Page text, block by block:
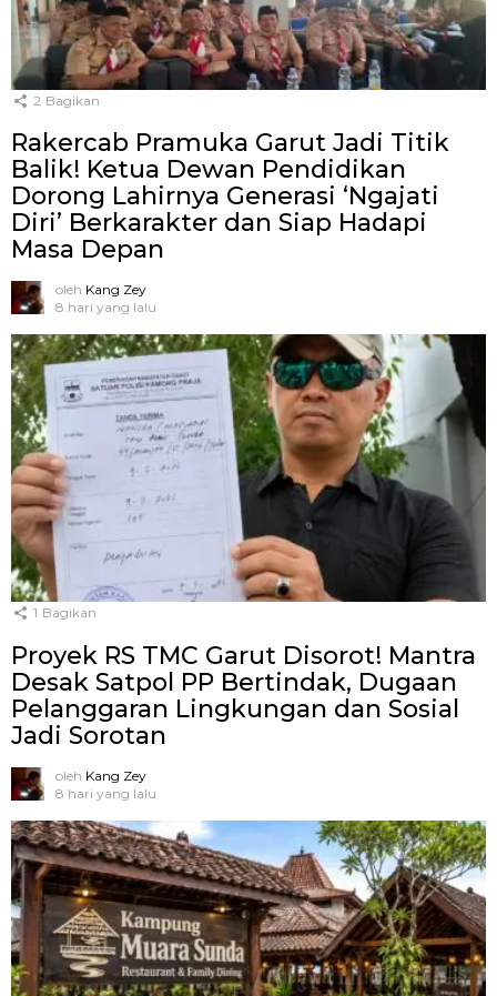
2 Bagikan
Rakercab Pramuka Garut Jadi Titik
Balik! Ketua Dewan Pendidikan
Dorong Lahirnya Generasi ‘Ngajati
Diri’ Berkarakter dan Siap Hadapi
Masa Depan
oleh Kang Zey
8 hari yang lalu
1 Bagikan
Proyek RS TMC Garut Disorot! Mantra
Desak Satpol PP Bertindak, Dugaan
Pelanggaran Lingkungan dan Sosial
Jadi Sorotan
oleh Kang Zey
8 hari yang lalu